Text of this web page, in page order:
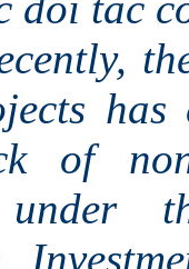
has
of
under